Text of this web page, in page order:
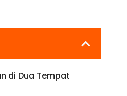
di Dua Tempat